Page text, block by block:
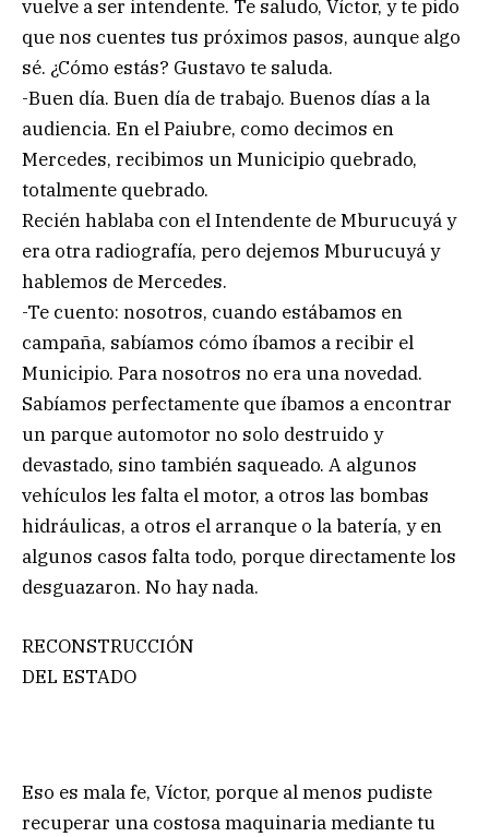
vuelve a ser intendente. Te saludo, Víctor, y te pido
que nos cuentes tus próximos pasos, aunque algo
sé. ¿Cómo estás? Gustavo te saluda.
-Buen día. Buen día de trabajo. Buenos días a la
audiencia. En el Paiubre, como decimos en
Mercedes, recibimos un Municipio quebrado,
totalmente quebrado.
Recién hablaba con el Intendente de Mburucuyá y
era otra radiografía, pero dejemos Mburucuyá y
hablemos de Mercedes.
-Te cuento: nosotros, cuando estábamos en
campaña, sabíamos cómo íbamos a recibir el
Municipio. Para nosotros no era una novedad.
Sabíamos perfectamente que íbamos a encontrar
un parque automotor no solo destruido y
devastado, sino también saqueado. A algunos
vehículos les falta el motor, a otros las bombas
hidráulicas, a otros el arranque o la batería, y en
algunos casos falta todo, porque directamente los
desguazaron. No hay nada.
RECONSTRUCCIÓN
DEL ESTADO
Eso es mala fe, Víctor, porque al menos pudiste
recuperar una costosa maquinaria mediante tu